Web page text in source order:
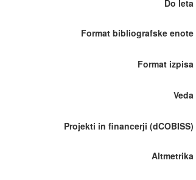
Do leta
Format bibliografske enote
Format izpisa
Veda
Projekti in financerji (dCOBISS)
Altmetrika